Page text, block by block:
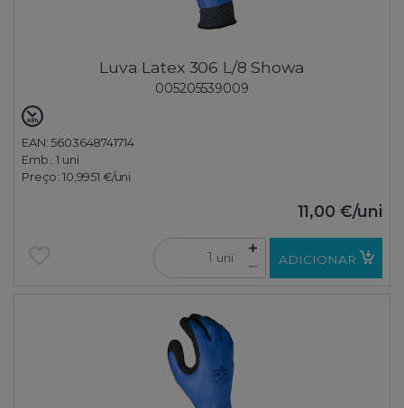
Luva Latex 306 L/8 Showa
005205539009
EAN: 5603648741714
Emb.:1 uni
Preço: 10,9951 €/uni
11,00 €/uni
uni ADICIONAR